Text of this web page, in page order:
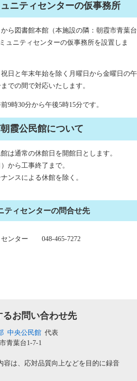
ニティセンターの仮事務所
ら図書館本館（本施設の隣：朝霞市青葉台
ュニティセンターの仮事務所を設置しま
日と年末年始を除く月曜日から金曜日の午
での間で対応いたします。
9時30分から午後5時15分です。
霞公民館について
は通常の休館日を開館日とします。
から工事終了まで。
ンスによる休館を除く。
ティセンターの問合せ先
センター 048-465-7272
るお問い合わせ先
中央公民館 代表
青葉台1-7-1
容は、応対品質向上などを目的に録音